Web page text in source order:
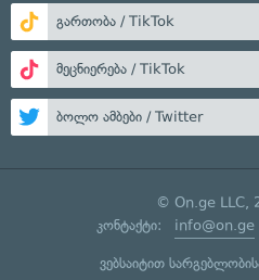
გართობა / TikTok
მეცნიერება / TikTok
ბოლო ამბები / Twitter
© On.ge LLC,
კონტაქტი: info@on.ge
ვებსაიტით